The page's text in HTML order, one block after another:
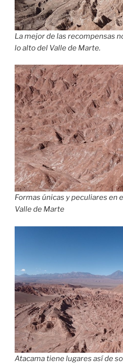
La mejor de las recompensas
lo alto del Valle de Marte.
Formas únicas y peculiares en
Valle de Marte
Atacama tiene lugares así de